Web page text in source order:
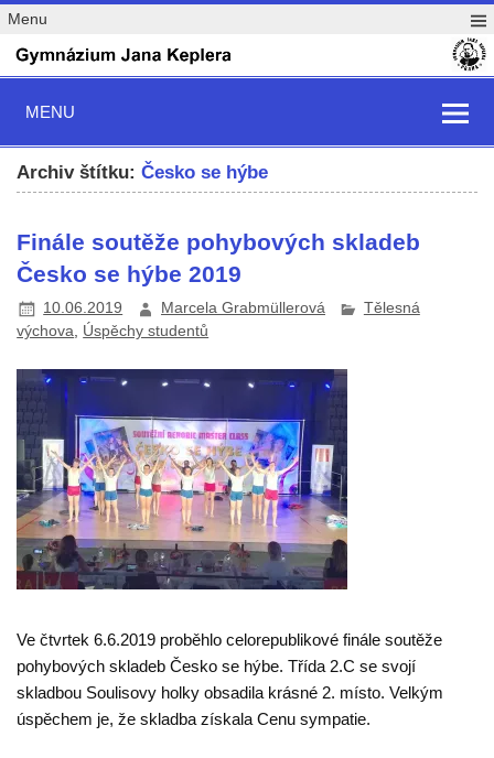
Menu
MENU
Archiv štítku:Česko se hýbe
Finále soutěže pohybových skladeb
Česko se hýbe 2019
10.06.2019 Marcela Grabmüllerová
Tělesná
výchova
Úspěchy studentů
Ve čtvrtek 6.6.2019 proběhlo celorepublikové finále soutěže
pohybových skladeb Česko se hýbe. Třída 2.C se svojí
skladbou Soulisovy holky obsadila krásné 2. místo. Velkým
úspěchem je, že skladba získala Cenu sympatie.